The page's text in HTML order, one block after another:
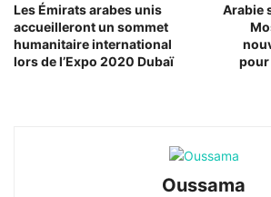
Les Émirats arabes unis
accueilleront un sommet
humanitaire international
lors de l’Expo 2020 Dubaï
Arabie
pour
Oussama